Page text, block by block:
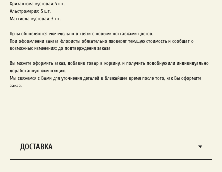
Хризантема кустовая: 5 шт.
Альстромерия: 5 шт.
Маттиола кустовая: 3 шт.
Цены обновляются еженедельно в связи с новыми поставками цветов.
При оформлении заказа флористы обязательно проверят текущую стоимость и сообщат о
возможных изменениях до подтверждения заказа.
Вы можете оформить заказ, добавив товар в корзину, и получить подобную или индивидуально
доработанную композицию.
Мы свяжемся с Вами для уточнения деталей в ближайшее время после того, как Вы оформите
заказ.